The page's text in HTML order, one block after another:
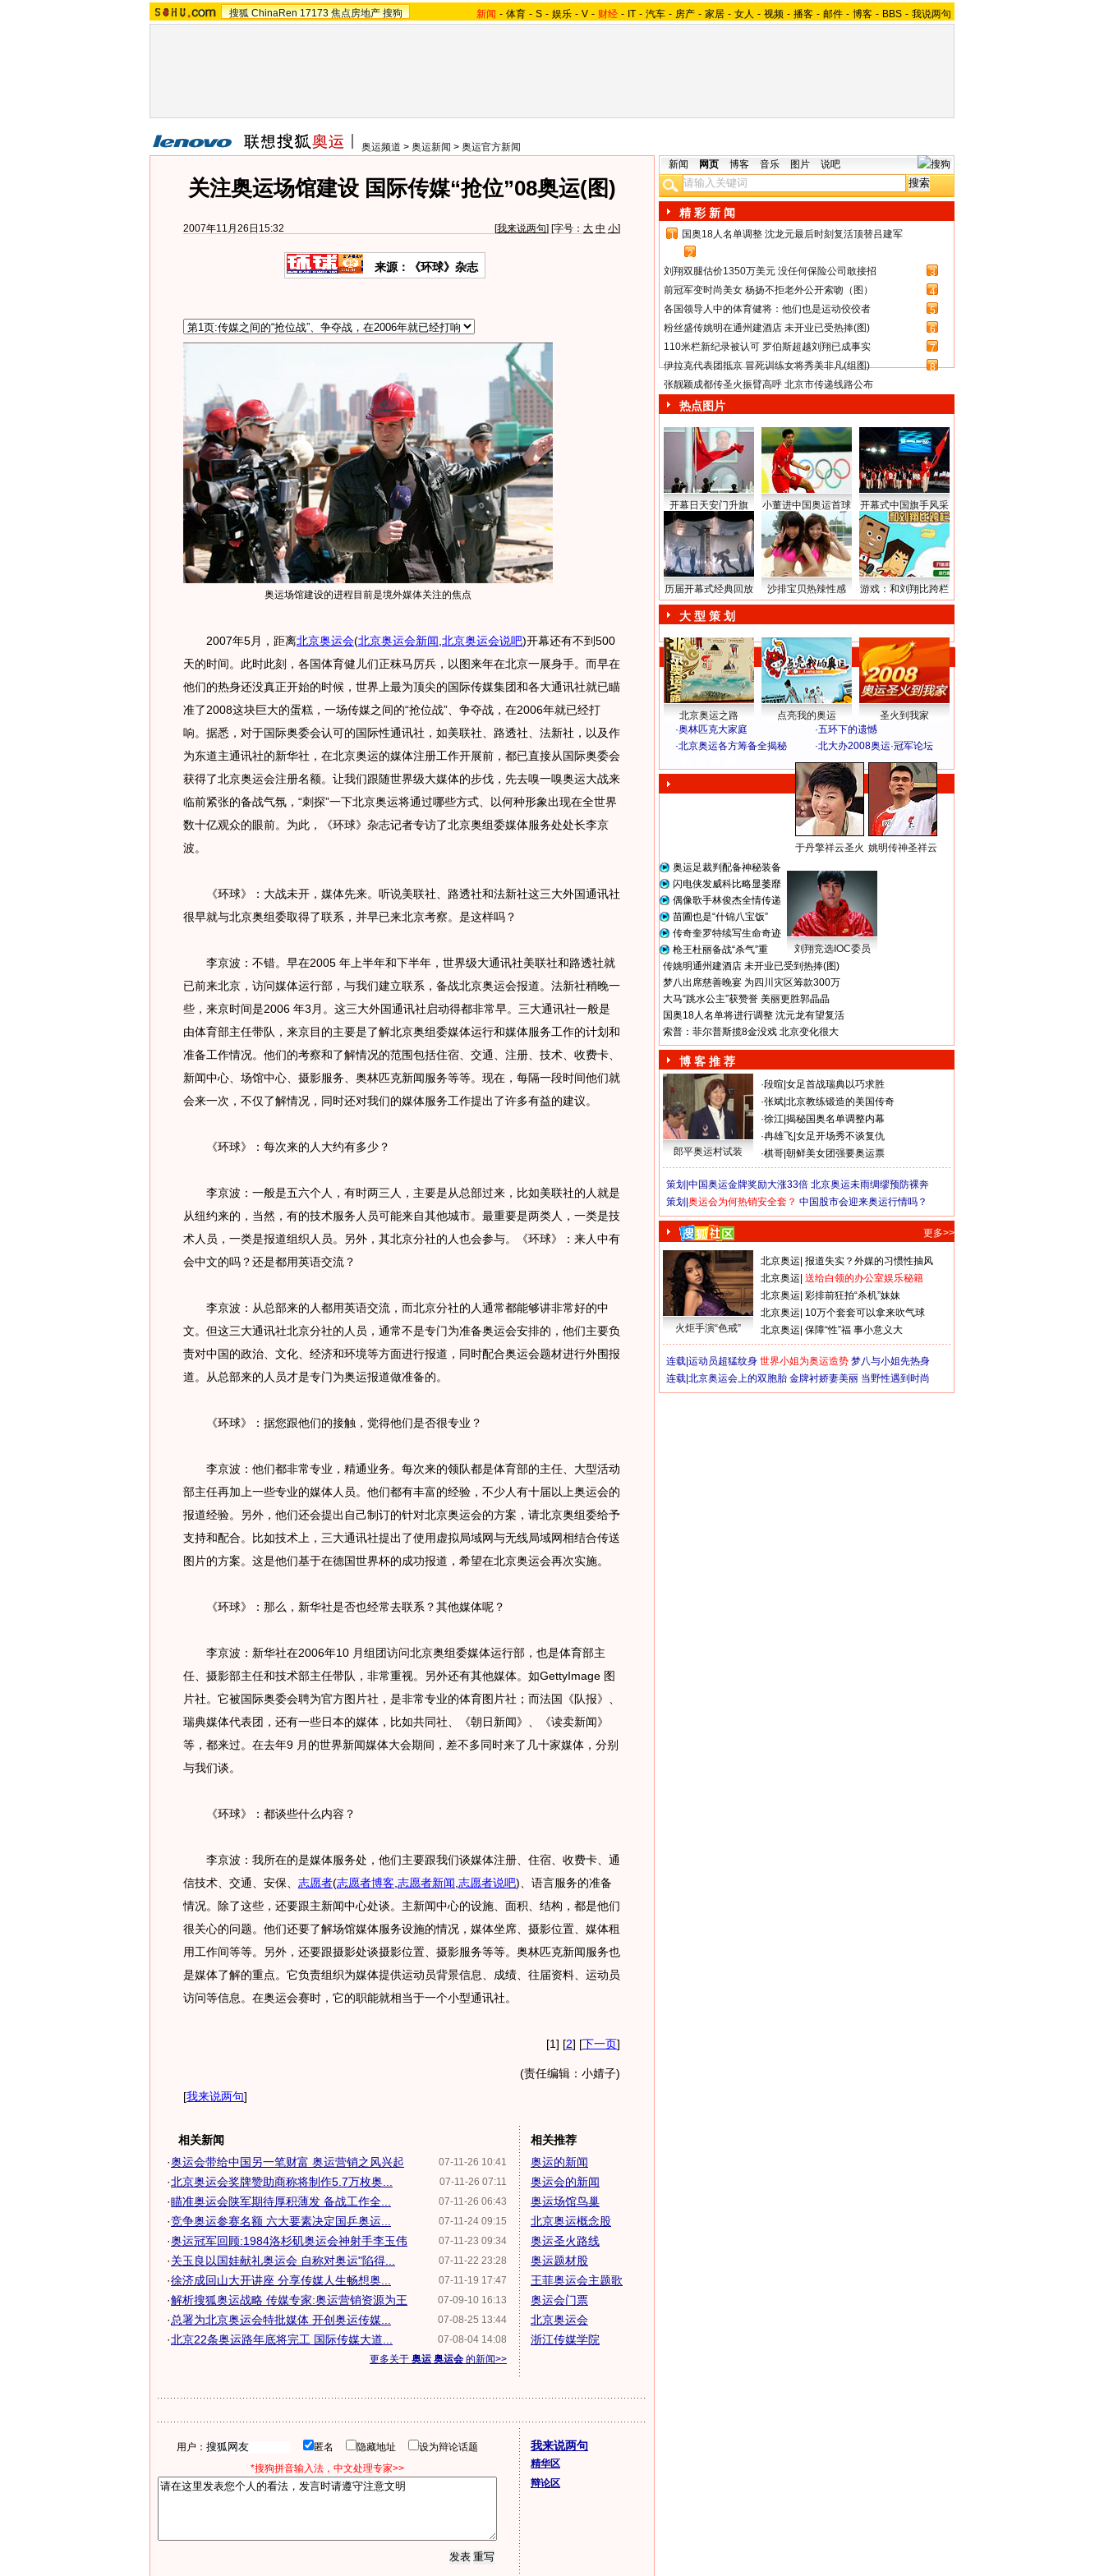
搜狐 ChinaRen 17173 焦点房地产 搜狗 新闻 - 体育 - S - 娱乐 - V - 财经 - IT - 汽车 - 房产 - 家居 - 女人 - 视频 - 播客 - 邮件 - 博客 - BBS - 我说两句
奥运频道 > 奥运新闻 > 奥运官方新闻
关注奥运场馆建设 国际传媒“抢位”08奥运(图)
2007年11月26日15:32 [我来说两句] [字号： 大 中 小]
来源：《环球》杂志
奥运场馆建设的进程目前是境外媒体关注的焦点
2007年5月，距离北京奥运会(北京奥运会新闻 北京奥运会说吧)开幕还有不到500
天的时间。此时此刻，各国体育健儿们正秣马厉兵，以图来年在北京一展身手。而早在
他们的热身还没真正开始的时候，世界上最为顶尖的国际传媒集团和各大通讯社就已瞄
准了2008这块巨大的蛋糕，一场传媒之间的“抢位战”、争夺战，在2006年就已经打
响。据悉，对于国际奥委会认可的国际性通讯社，如美联社、路透社、法新社，以及作
为东道主通讯社的新华社，在北京奥运的媒体注册工作开展前，都已直接从国际奥委会
获得了北京奥运会注册名额。让我们跟随世界级大媒体的步伐，先去嗅一嗅奥运大战来
临前紧张的备战气氛，“刺探”一下北京奥运将通过哪些方式、以何种形象出现在全世界
数十亿观众的眼前。为此，《环球》杂志记者专访了北京奥组委媒体服务处处长李京
波。
《环球》：大战未开，媒体先来。听说美联社、路透社和法新社这三大外国通讯社
很早就与北京奥组委取得了联系，并早已来北京考察。是这样吗？
李京波：不错。早在2005 年上半年和下半年，世界级大通讯社美联社和路透社就
已前来北京，访问媒体运行部，与我们建立联系，备战北京奥运会报道。法新社稍晚一
些，来京时间是2006 年3月。这三大外国通讯社启动得都非常早。三大通讯社一般是
由体育部主任带队，来京目的主要是了解北京奥组委媒体运行和媒体服务工作的计划和
准备工作情况。他们的考察和了解情况的范围包括住宿、交通、注册、技术、收费卡、
新闻中心、场馆中心、摄影服务、奥林匹克新闻服务等等。现在，每隔一段时间他们就
会来一次，不仅了解情况，同时还对我们的媒体服务工作提出了许多有益的建议。
《环球》：每次来的人大约有多少？
李京波：一般是五六个人，有时两三人，主要是从总部过来，比如美联社的人就是
从纽约来的，当然，有的技术服务人员可能来自其他城市。最重要是两类人，一类是技
术人员，一类是报道组织人员。另外，其北京分社的人也会参与。《环球》：来人中有
会中文的吗？还是都用英语交流？
李京波：从总部来的人都用英语交流，而北京分社的人通常都能够讲非常好的中
文。但这三大通讯社北京分社的人员，通常不是专门为准备奥运会安排的，他们主要负
责对中国的政治、文化、经济和环境等方面进行报道，同时配合奥运会题材进行外围报
道。从总部来的人员才是专门为奥运报道做准备的。
《环球》：据您跟他们的接触，觉得他们是否很专业？
李京波：他们都非常专业，精通业务。每次来的领队都是体育部的主任、大型活动
部主任再加上一些专业的媒体人员。他们都有丰富的经验，不少人有十届以上奥运会的
报道经验。另外，他们还会提出自己制订的针对北京奥运会的方案，请北京奥组委给予
支持和配合。比如技术上，三大通讯社提出了使用虚拟局域网与无线局域网相结合传送
图片的方案。这是他们基于在德国世界杯的成功报道，希望在北京奥运会再次实施。
《环球》：那么，新华社是否也经常去联系？其他媒体呢？
李京波：新华社在2006年10 月组团访问北京奥组委媒体运行部，也是体育部主
任、摄影部主任和技术部主任带队，非常重视。另外还有其他媒体。如GettyImage 图
片社。它被国际奥委会聘为官方图片社，是非常专业的体育图片社；而法国《队报》、
瑞典媒体代表团，还有一些日本的媒体，比如共同社、《朝日新闻》、《读卖新闻》
等，都来过。在去年9 月的世界新闻媒体大会期间，差不多同时来了几十家媒体，分别
与我们谈。
《环球》：都谈些什么内容？
李京波：我所在的是媒体服务处，他们主要跟我们谈媒体注册、住宿、收费卡、通
信技术、交通、安保、 志愿者(志愿者博客 志愿者新闻 志愿者说吧) 、语言服务的准备
情况。除了这些，还要跟主新闻中心处谈。主新闻中心的设施、面积、结构，都是他们
很关心的问题。他们还要了解场馆媒体服务设施的情况，媒体坐席、摄影位置、媒体租
用工作间等等。另外，还要跟摄影处谈摄影位置、摄影服务等等。奥林匹克新闻服务也
是媒体了解的重点。它负责组织为媒体提供运动员背景信息、成绩、往届资料、运动员
访问等信息。在奥运会赛时，它的职能就相当于一个小型通讯社。
[1] [2] [下一页]
(责任编辑：小婧子)
[我来说两句]
相关新闻
07-11-26 10:41
·奥运会带给中国另一笔财富 奥运营销之风兴起
07-11-26 07:11
·北京奥运会奖牌赞助商称将制作5.7万枚奥...
07-11-26 06:43
·瞄准奥运会陕军期待厚积薄发 备战工作全...
07-11-24 09:15
·竞争奥运参赛名额 六大要素决定国乒奥运...
07-11-23 09:34
·奥运冠军回顾:1984洛杉矶奥运会神射手李玉伟
07-11-22 23:28
·关玉良以国娃献礼奥运会 自称对奥运"陷得...
07-11-19 17:47
·徐济成回山大开讲座 分享传媒人生畅想奥...
07-09-10 16:13
·解析搜狐奥运战略 传媒专家:奥运营销资源为王
07-08-25 13:44
·总署为北京奥运会特批媒体 开创奥运传媒...
07-08-04 14:08
·北京22条奥运路年底将完工 国际传媒大道...
更多关于 奥运 奥运会 的新闻>>
相关推荐
奥运的新闻
奥运会的新闻
奥运场馆鸟巢
北京奥运概念股
奥运圣火路线
奥运题材股
王菲奥运会主题歌
奥运会门票
北京奥运会
浙江传媒学院
用户： 匿名 隐藏地址
设为辩论话题
*搜狗拼音输入法，中文处理专家>>
我来说两句
精华区
辩论区
新闻 网页 博客 音乐 图片 说吧
精 彩 新 闻
1
国奥18人名单调整 沈龙元最后时刻复活顶替吕建军
2
刘翔双腿估价1350万美元 没任何保险公司敢接招
3
前冠军变时尚美女 杨扬不拒老外公开索吻（图）
4
各国领导人中的体育健将：他们也是运动佼佼者
5
粉丝盛传姚明在通州建酒店 未开业已受热捧(图)
6
110米栏新纪录被认可 罗伯斯超越刘翔已成事实
7
伊拉克代表团抵京 冒死训练女将秀美非凡(组图)
8
张靓颖成都传圣火振臂高呼 北京市传递线路公布
热点图片
开幕日天安门升旗 小董进中国奥运首球 开幕式中国旗手风采
历届开幕式经典回放 沙排宝贝热辣性感 游戏：和刘翔比跨栏
大 型 策 划
北京奥运之路 点亮我的奥运
圣火到我家
·奥林匹克大家庭 ·五环下的遗憾
·北京奥运各方筹备全揭秘 ·北大办2008奥运·冠军论坛
于丹擎祥云圣火 姚明传神圣祥云
奥运足裁判配备神秘装备
闪电侠发威科比略显萎靡
偶像歌手林俊杰全情传递
苗圃也是“什锦八宝饭”
传奇奎罗特续写生命奇迹
枪王杜丽备战“杀气”重
刘翔竞选IOC委员
传姚明通州建酒店 未开业已受到热捧(图)
梦八出席慈善晚宴 为四川灾区筹款300万
大马“跳水公主”获赞誉 美丽更胜郭晶晶
国奥18人名单将进行调整 沈元龙有望复活
索普：菲尔普斯揽8金没戏 北京变化很大
博 客 推 荐
郎平奥运村试装
·段暄 女足首战瑞典以巧求胜
·张斌 北京教练锻造的美国传奇
·徐江 揭秘国奥名单调整内幕
·冉雄飞 女足开场秀不谈复仇
·棋哥 朝鲜美女团强要奥运票
策划| 中国奥运金牌奖励大涨33倍 北京奥运未雨绸缪预防裸奔
策划| 奥运会为何热销安全套？ 中国股市会迎来奥运行情吗？
更多>>
火炬手演“色戒”
北京奥运 报道失实？外媒的习惯性抽风
北京奥运 送给白领的办公室娱乐秘籍
北京奥运 彩排前狂拍“杀机”妹妹
北京奥运 10万个套套可以拿来吹气球
北京奥运 保障“性”福 事小意义大
连载| 运动员超猛纹身 世界小姐为奥运造势 梦八与小姐先热身
连载| 北京奥运会上的双胞胎 金牌衬娇妻美丽 当野性遇到时尚